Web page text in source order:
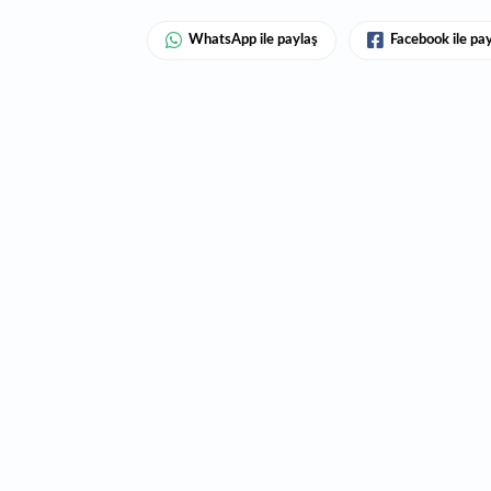
WhatsApp ile paylaş Facebook ile